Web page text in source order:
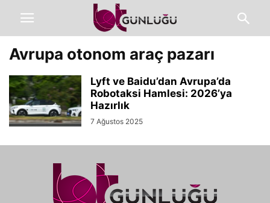
Avrupa otonom araç pazarı
Lyft ve Baidu’dan Avrupa’da
Robotaksi Hamlesi: 2026’ya
Hazırlık
7 Ağustos 2025